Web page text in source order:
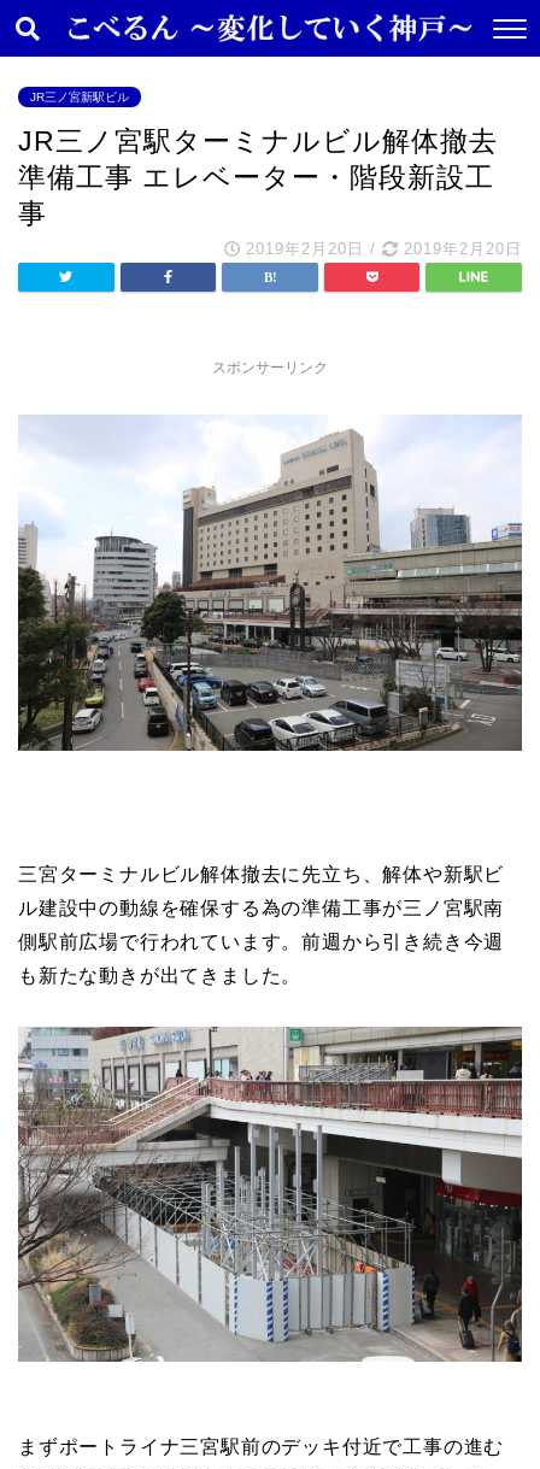
JR三ノ宮新駅ビル
JR三ノ宮駅ターミナルビル解体撤去
準備工事 エレベーター・階段新設工
事
2019年2月20日 / 2019年2月20日
スポンサーリンク
三宮ターミナルビル解体撤去に先立ち、解体や新駅ビ
ル建設中の動線を確保する為の準備工事が三ノ宮駅南
側駅前広場で行われています。前週から引き続き今週
も新たな動きが出てきました。
まずポートライナ三宮駅前のデッキ付近で工事の進む